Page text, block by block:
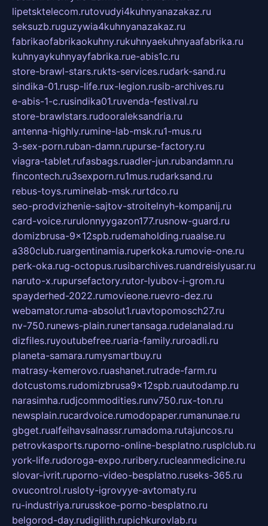
lipetsktelecom.rutovudyi4kuhnyanazakaz.ru
seksuzb.ruguzywia4kuhnyanazakaz.ru
fabrikaofabrikaokuhny.rukuhnyaekuhnyaafabrika.ru
kuhnyaykuhnyayfabrika.rue-abis1c.ru
store-brawl-stars.rukts-services.rudark-sand.ru
sindika-01.rusp-life.rux-legion.rusib-archives.ru
e-abis-1-c.rusindika01.ruvenda-festival.ru
store-brawlstars.rudooraleksandria.ru
antenna-highly.rumine-lab-msk.ru1-mus.ru
3-sex-porn.ruban-damn.rupurse-factory.ru
viagra-tablet.rufasbags.ruadler-jun.rubandamn.ru
fincontech.ru3sexporn.ru1mus.rudarksand.ru
rebus-toys.ruminelab-msk.rurtdco.ru
seo-prodvizhenie-sajtov-stroitelnyh-kompanij.ru
card-voice.rurulonnyygazon177.rusnow-guard.ru
domizbrusa-9x12spb.rudemaholding.ruaalse.ru
a380club.ruargentinamia.ruperkoka.rumovie-one.ru
perk-oka.rug-octopus.rusibarchives.ruandreislyusar.ru
naruto-x.rupursefactory.rutor-lyubov-i-grom.ru
spayderhed-2022.rumovieone.ruevro-dez.ru
webamator.ruma-absolut1.ruavtopomosch27.ru
nv-750.runews-plain.runertansaga.rudelanalad.ru
dizfiles.ruyoutubefree.ruaria-family.ruroadli.ru
planeta-samara.rumysmartbuy.ru
matrasy-kemerovo.ruashanet.rutrade-farm.ru
dotcustoms.rudomizbrusa9x12spb.ruautodamp.ru
narasimha.rudjcommodities.runv750.rux-ton.ru
newsplain.rucardvoice.rumodopaper.rumanunae.ru
gbget.rualfeihavsalnassr.rumadoma.rutajuncos.ru
petrovkasports.ruporno-online-besplatno.rusplclub.ru
york-life.rudoroga-expo.ruribery.rucleanmedicine.ru
slovar-ivrit.ruporno-video-besplatno.ruseks-365.ru
ovucontrol.rusloty-igrovyye-avtomaty.ru
ru-industriya.rurusskoe-porno-besplatno.ru
belgorod-day.rudigilith.rupichkurovlab.ru